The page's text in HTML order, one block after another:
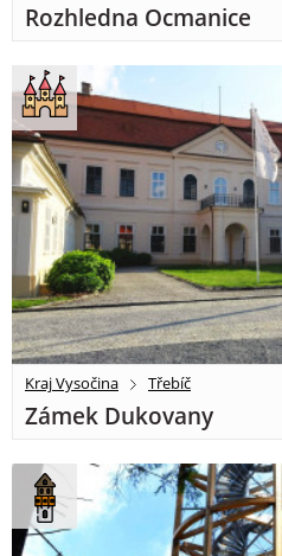
Rozhledna Ocmanice
Kraj Vysočina Třebíč
Zámek Dukovany